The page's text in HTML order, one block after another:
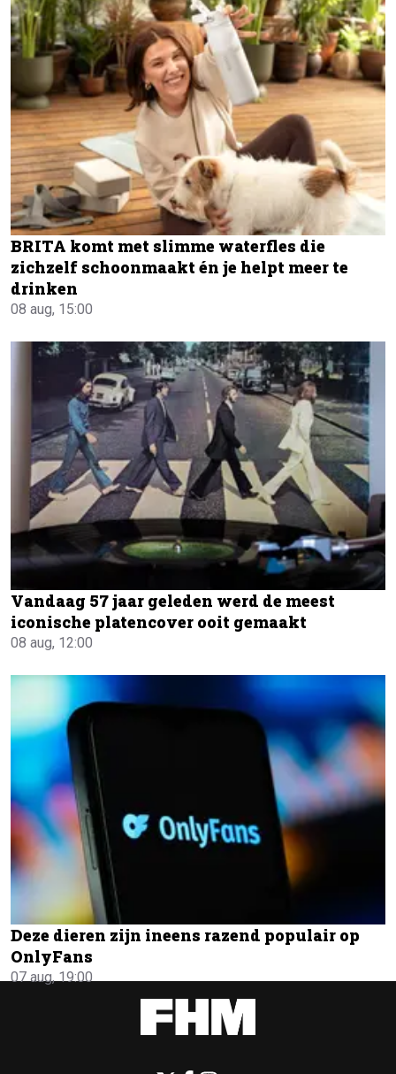
BRITA komt met slimme waterfles die
zichzelf schoonmaakt én je helpt meer te
drinken
08 aug, 15:00
Vandaag 57 jaar geleden werd de meest
iconische platencover ooit gemaakt
08 aug, 12:00
Deze dieren zijn ineens razend populair op
OnlyFans
07 aug, 19:00